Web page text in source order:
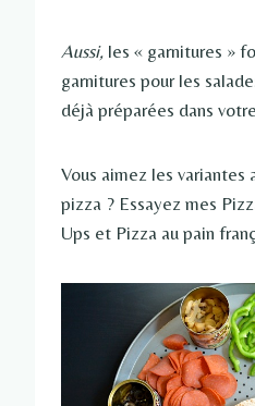
Aussi, les « garnitures »
garnitures pour les
déjà préparées dans
Vous aimez les variantes
pizza ? Essayez mes
Ups et Pizza au pain